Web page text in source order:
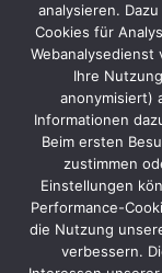
Beauftragung
für
Standbau
kam.
lädt
auf
Hamburger
analysieren.
Cookies für
Ihre
anonymisiert)
Informationen
Beim ersten
zustimmen
Einstellungen
Performance-
die Nutzung
verbessern.